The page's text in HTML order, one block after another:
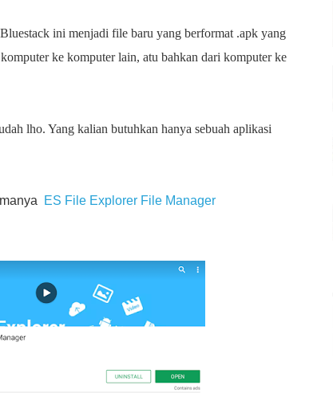
ini menjadi file baru yang berformat .apk yang
ke komputer lain, atu bahkan dari komputer ke
lho. Yang kalian butuhkan hanya sebuah aplikasi
ES File Explorer File Manager